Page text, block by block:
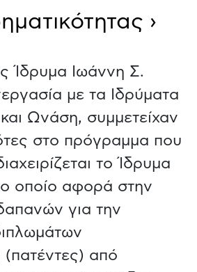
›
Ίδρυμα Ιωάννη Σ.
με τα Ιδρύματα
Ωνάση, συμμετείχαν
στο πρόγραμμα που
το Ίδρυμα
οποίο αφορά στην
για την
(πατέντες) από